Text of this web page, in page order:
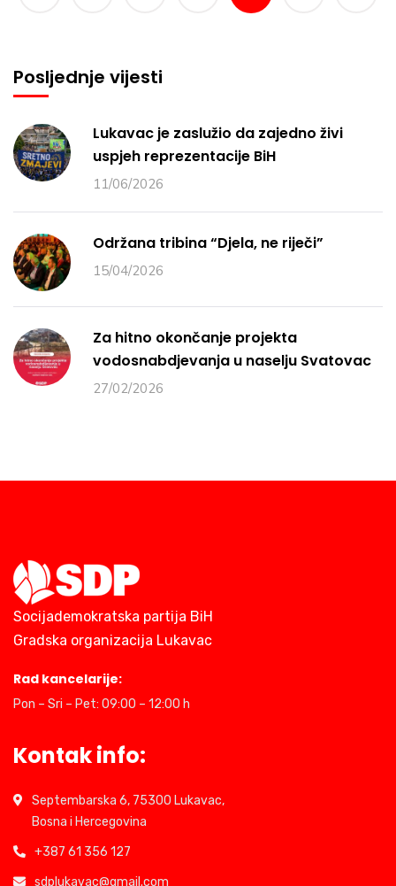
Posljednje vijesti
Lukavac je zaslužio da zajedno živi
uspjeh reprezentacije BiH
11/06/2026
Održana tribina “Djela, ne riječi”
15/04/2026
Za hitno okončanje projekta
vodosnabdjevanja u naselju Svatovac
27/02/2026
Socijademokratska partija BiH
Gradska organizacija Lukavac
Rad kancelarije:
Pon – Sri – Pet: 09:00 – 12:00 h
Kontak info:
Septembarska 6, 75300 Lukavac,
Bosna i Hercegovina
+387 61 356 127
sdplukavac@gmail.com